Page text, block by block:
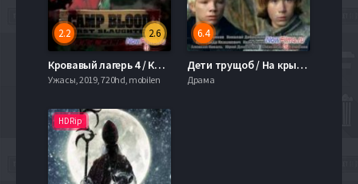
2.6
2.2
Кровавый лагерь 4 / Кровавый лагерь: Первая резня (2014)
Ужасы, 2019, 720hd, mobilen
6.4
Дети трущоб / На крыльях (2014)
Драма
HDRip